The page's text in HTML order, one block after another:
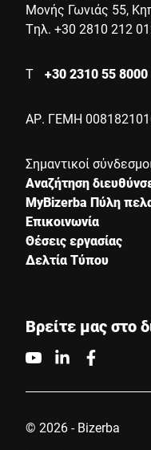
Επιβεβαιώνω ότι
για να επεξεργαστώ
δεδομένων*
Anti-Robot
Μονής Γωνιάς 55,
Τηλ. +30 2810 212
Τ +30 2310 55 8000
ΑΡ. ΓΕΜΗ
Σημαντικοί
Αναζήτηση
MyBizerba Πύλη
Επικοινωνία
Θέσεις εργασίας
Δελτία Τύπου
Βρείτε μας στο
© 2026 - Bizerba